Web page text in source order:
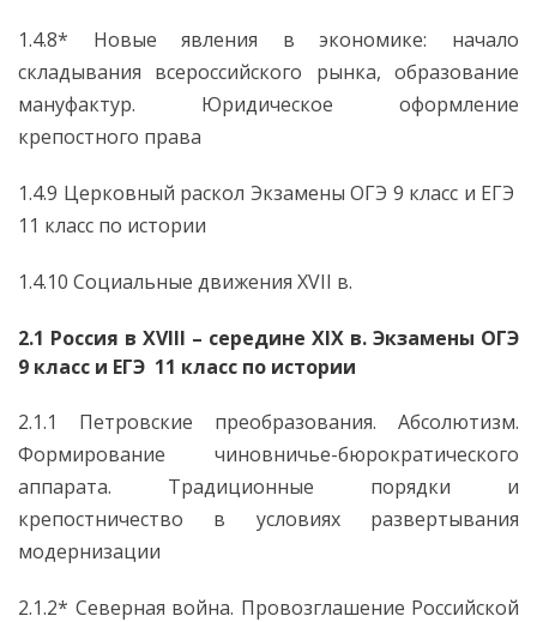
1.4.8* Новые явления в экономике: начало
складывания всероссийского рынка, образование
мануфактур. Юридическое оформление
крепостного права
1.4.9 Церковный раскол Экзамены ОГЭ 9 класс и ЕГЭ
11 класс по истории
1.4.10 Социальные движения XVII в.
2.1 Россия в XVIII – середине XIX в. Экзамены ОГЭ
9 класс и ЕГЭ 11 класс по истории
2.1.1 Петровские преобразования. Абсолютизм.
Формирование чиновничье-бюрократического
аппарата. Традиционные порядки и
крепостничество в условиях развертывания
модернизации
2.1.2* Северная война. Провозглашение Российской